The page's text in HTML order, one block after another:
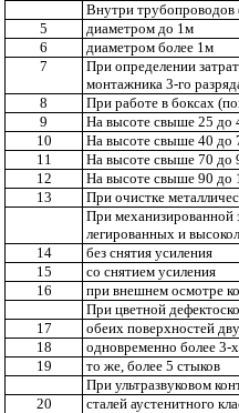
Внутри
5
диаметром до 1м
6
диаметром более 1м
7
При определении
монтажника 3-го
8
При работе в боксах
9
На высоте свыше 25 до
10
На высоте свыше 40 до
11
На высоте свыше 70 до
12
На высоте свыше 90 до
13
При очистке
При механизированной
легированных и
14
без снятия усиления
15
со снятием усиления
16
при внешнем осмотре
При цветной
17
обеих поверхностей
18
одновременно более 3-
19
то же, более 5 стыков
При ультразвуковом
20
сталей аустенитного